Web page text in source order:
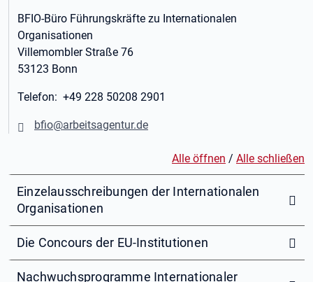
BFIO-Büro Führungskräfte zu Internationalen
Organisationen
Villemombler Straße 76
53123 Bonn
Telefon: +49 228 50208 2901
bfio@arbeitsagentur.de
Alle öffnen / Alle schließen
Einzelausschreibungen der Internationalen
Organisationen
Die Concours der EU-Institutionen
Nachwuchsprogramme Internationaler